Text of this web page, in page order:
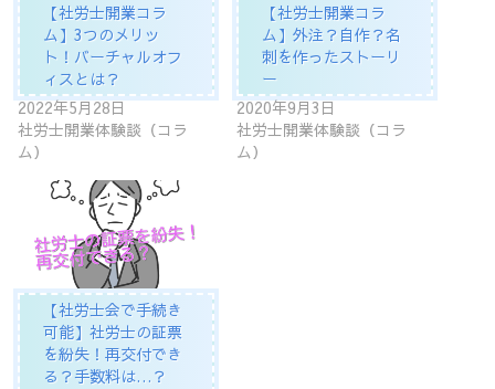
【社労士開業コラ
ム】3つのメリッ
ト！バーチャルオフ
ィスとは？
2022年5月28日
社労士開業体験談（コラ
ム）
【社労士開業コラ
ム】外注？自作？名
刺を作ったストーリ
ー
2020年9月3日
社労士開業体験談（コラ
ム）
【社労士会で手続き
可能】社労士の証票
を紛失！再交付でき
る？手数料は…？